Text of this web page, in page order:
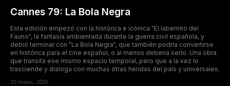
Cannes 79: La Bola Negra
Esta edición empezó con la histórica e icónica "El laberinto del
Fauno", la fantasía ambientada durante la guerra civil española, y
debió terminar con "La Bola Negra", que también podría convertirse
en histórica para el cine español, o al menos debería serlo. Una obra
que transita ese mismo espacio temporal, pero que a la vez lo
trasciende y dialoga con muchas otras heridas del país y universales.
22 mayo, 2026